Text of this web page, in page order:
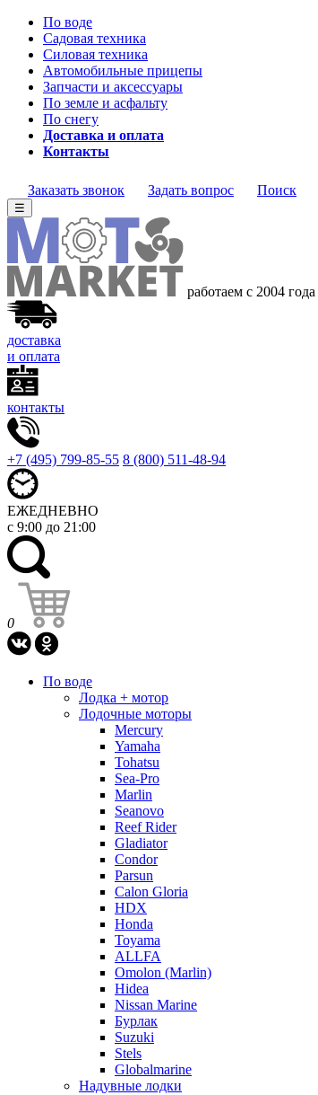
По воде
Садовая техника
Силовая техника
Автомобильные прицепы
Запчасти и аксессуары
По земле и асфальту
По снегу
Доставка и оплата
Контакты
Заказать звонок Задать вопрос Поиск
☰
работаем с 2004 года
доставка
и оплата
контакты
+7 (495) 799-85-55 8 (800) 511-48-94
ЕЖЕДНЕВНО
с 9:00 до 21:00
0
По воде
Лодка + мотор
Лодочные моторы
Mercury
Yamaha
Tohatsu
Sea-Pro
Marlin
Seanovo
Reef Rider
Gladiator
Condor
Parsun
Calon Gloria
HDX
Honda
Toyama
ALLFA
Omolon (Marlin)
Hidea
Nissan Marine
Бурлак
Suzuki
Stels
Globalmarine
Надувные лодки